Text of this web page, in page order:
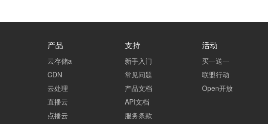
产品
云存储a
CDN
云处理
直播云
点播云
支持
新手入门
常见问题
产品文档
API文档
服务条款
活动
买一送一
联盟行动
Open开放